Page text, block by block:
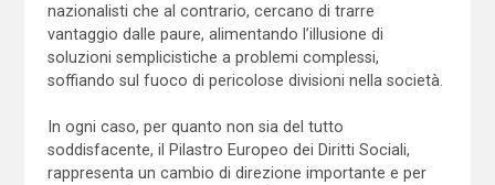
nazionalisti che al contrario, cercano di trarre
vantaggio dalle paure, alimentando l’illusione di
soluzioni semplicistiche a problemi complessi,
soffiando sul fuoco di pericolose divisioni nella società.
In ogni caso, per quanto non sia del tutto
soddisfacente, il Pilastro Europeo dei Diritti Sociali,
rappresenta un cambio di direzione importante e per